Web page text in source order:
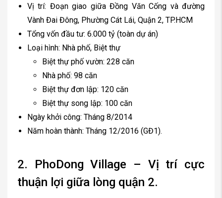
Vị trí: Đoạn giao giữa Đồng Văn Cống và đường
Vành Đai Đông, Phường Cát Lái, Quận 2, TP.HCM
Tổng vốn đầu tư: 6.000 tỷ (toàn dự án)
Loại hình: Nhà phố, Biệt thự
Biệt thự phố vườn: 228 căn
Nhà phố: 98 căn
Biệt thự đơn lập: 120 căn
Biệt thự song lập: 100 căn
Ngày khởi công: Tháng 8/2014
Năm hoàn thành: Tháng 12/2016 (GĐ1).
2. PhoDong Village – Vị trí cực
thuận lợi giữa lòng quận 2.